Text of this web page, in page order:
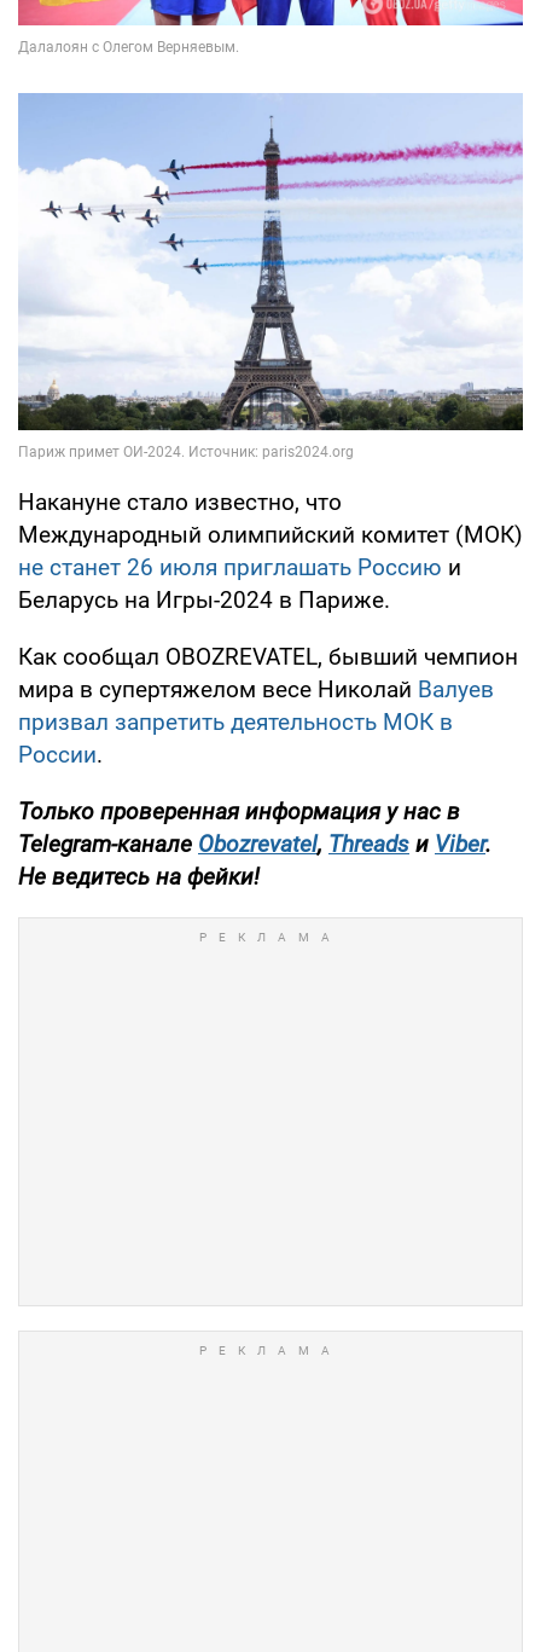
Накануне стало известно, что
Международный олимпийский комитет (МОК)
не станет 26 июля приглашать Россию и
Беларусь на Игры-2024 в Париже.
Как сообщал OBOZREVATEL, бывший чемпион
мира в супертяжелом весе Николай Валуев
призвал запретить деятельность МОК в
России.
Только проверенная информация у нас в
Telegram-канале Obozrevatel, Threads и Viber.
Не ведитесь на фейки!